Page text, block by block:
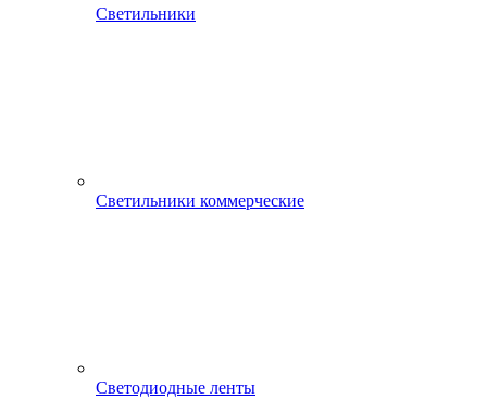
Светильники
Светильники коммерческие
Светодиодные ленты